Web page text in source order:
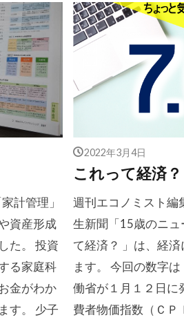
計管理」
資産形成
た。 投資
る家庭科
金がわか
す。 少子
2022年3月4日
これって経済
週刊エコノミスト編
生新聞「15歳のニ
て経済？ 」は、経
ます。 今回の数字
働省が１月１２日に
費者物価指数（ＣＰ